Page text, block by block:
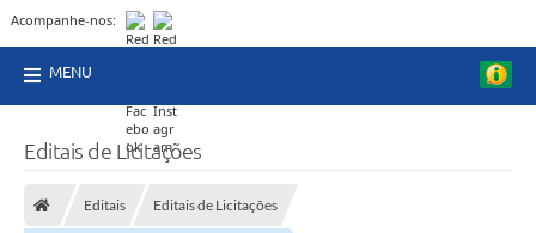
Acompanhe-nos:
MENU
Editais de Licitações
Editais Editais de Licitações